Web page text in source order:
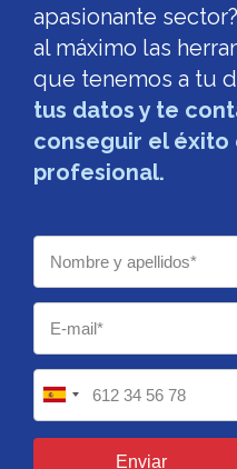
apasionante
al máximo las
que tenemos a tu
tus datos y te
conseguir el éxito
profesional.
Enviar